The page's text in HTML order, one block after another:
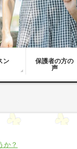
ン
保護者の方の
声
か？